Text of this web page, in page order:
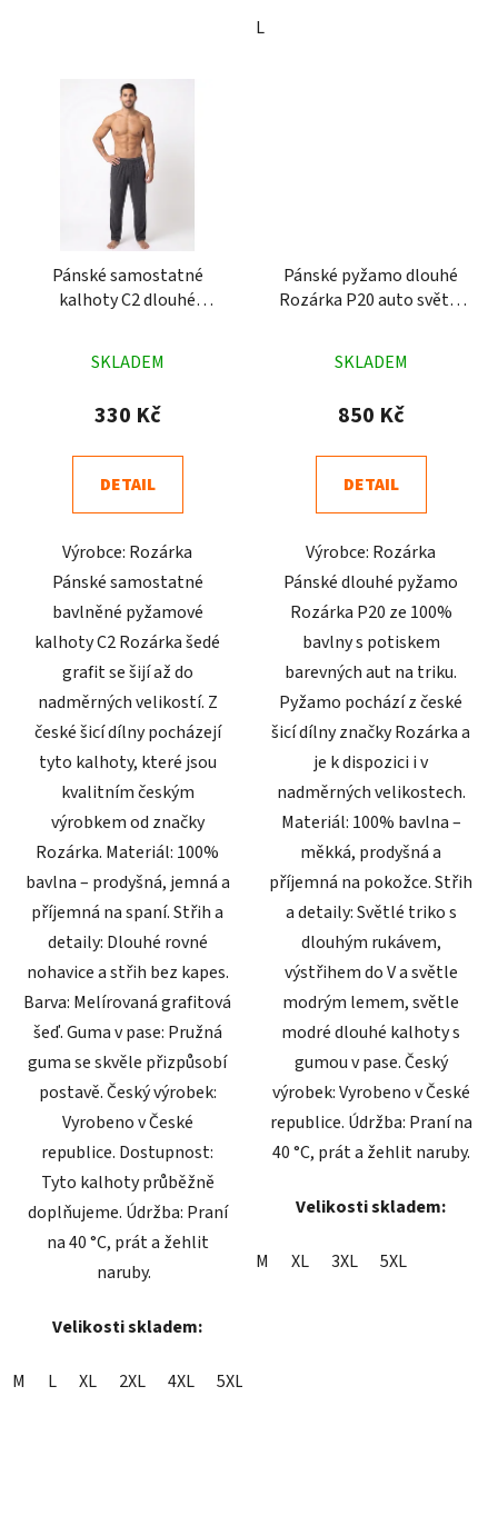
L
Pánské samostatné
kalhoty C2 dlouhé
hodnocení
produktu
3,9
z
hvězdiček.
SKLADEM
330 Kč
DETAIL
Výrobce: Rozárka
Pánské samostatné
bavlněné pyžamové
kalhoty C2 Rozárka šedé
grafit se šijí až do
nadměrných velikostí. Z
české šicí dílny pocházejí
tyto kalhoty, které jsou
kvalitním českým
výrobkem od značky
Rozárka. Materiál: 100%
bavlna – prodyšná, jemná a
příjemná na spaní. Střih a
detaily: Dlouhé rovné
nohavice a střih bez kapes.
Barva: Melírovaná grafitová
šeď. Guma v pase: Pružná
guma se skvěle přizpůsobí
postavě. Český výrobek:
Vyrobeno v České
republice. Dostupnost:
Tyto kalhoty průběžně
doplňujeme. Údržba: Praní
na 40 °C, prát a žehlit
naruby.
Velikosti skladem:
M L XL 2XL 4XL 5XL
Pánské pyžamo dlouhé
Rozárka P20 auto světle
hodnocení
produktu
5,0
z
hvězdiček.
SKLADEM
850 Kč
DETAIL
Výrobce: Rozárka
Pánské dlouhé pyžamo
Rozárka P20 ze 100%
bavlny s potiskem
barevných aut na triku.
Pyžamo pochází z české
šicí dílny značky Rozárka a
je k dispozici i v
nadměrných velikostech.
Materiál: 100% bavlna –
měkká, prodyšná a
příjemná na pokožce. Střih
a detaily: Světlé triko s
dlouhým rukávem,
výstřihem do V a světle
modrým lemem, světle
modré dlouhé kalhoty s
gumou v pase. Český
výrobek: Vyrobeno v České
republice. Údržba: Praní na
40 °C, prát a žehlit naruby.
Velikosti skladem:
M XL 3XL 5XL